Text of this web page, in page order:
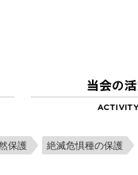
保護 絶滅危惧種の保護